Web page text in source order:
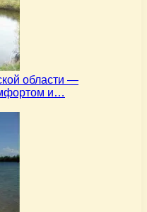
области —
и…